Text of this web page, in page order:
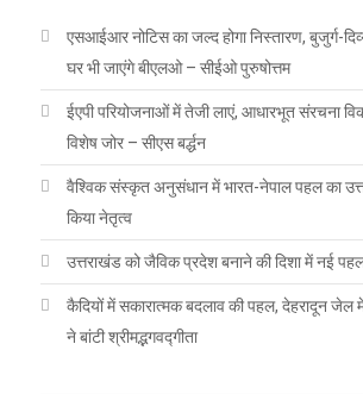
एसआईआर नोटिस का जल्द होगा निस्तारण, बुजुर्ग-
घर भी जाएंगे बीएलओ – सीईओ पुरुषोत्तम
ईएपी परियोजनाओं में तेजी लाएं, आधारभूत संरचना
विशेष जोर – सीएस बर्द्धन
वैश्विक संस्कृत अनुसंधान में भारत-नेपाल पहल का
किया नेतृत्व
उत्तराखंड को जैविक प्रदेश बनाने की दिशा में नई
कैदियों में सकारात्मक बदलाव की पहल, देहरादून जेल
ने बांटी श्रीमद्भगवद्गीता